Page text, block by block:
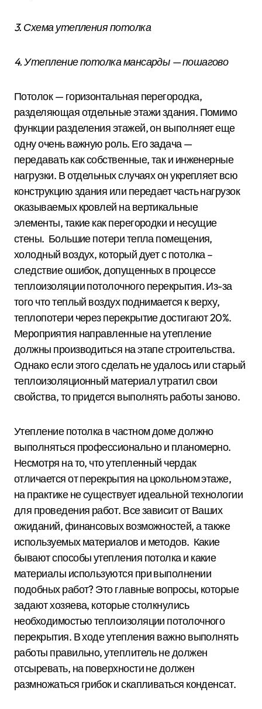
3. Схема утепления потолка
4. Утепление потолка мансарды — пошагово
Потолок — горизонтальная перегородка,
разделяющая отдельные этажи здания. Помимо
функции разделения этажей, он выполняет еще
одну очень важную роль. Его задача —
передавать как собственные, так и инженерные
нагрузки. В отдельных случаях он укрепляет всю
конструкцию здания или передает часть нагрузок
оказываемых кровлей на вертикальные
элементы, такие как перегородки и несущие
стены. Большие потери тепла помещения,
холодный воздух, который дует с потолка –
следствие ошибок, допущенных в процессе
теплоизоляции потолочного перекрытия. Из-за
того что теплый воздух поднимается к верху,
теплопотери через перекрытие достигают 20%.
Мероприятия направленные на утепление
должны производиться на этапе строительства.
Однако если этого сделать не удалось или старый
теплоизоляционный материал утратил свои
свойства, то придется выполнять работы заново.
Утепление потолка в частном доме должно
выполняться профессионально и планомерно.
Несмотря на то, что утепленный чердак
отличается от перекрытия на цокольном этаже,
на практике не существует идеальной технологии
для проведения работ. Все зависит от Ваших
ожиданий, финансовых возможностей, а также
используемых материалов и методов. Какие
бывают способы утепления потолка и какие
материалы используются при выполнении
подобных работ? Это главные вопросы, которые
задают хозяева, которые столкнулись
необходимостью теплоизоляции потолочного
перекрытия. В ходе утепления важно выполнять
работы правильно, утеплитель не должен
отсыревать, на поверхности не должен
размножаться грибок и скапливаться конденсат.